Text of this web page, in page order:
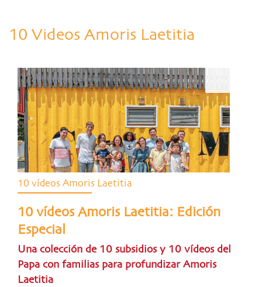
10 Videos Amoris Laetitia
10 vídeos Amoris Laetitia
10 vídeos Amoris Laetitia: Edición
Especial
Una colección de 10 subsidios y 10 vídeos del
Papa con familias para profundizar Amoris
Laetitia